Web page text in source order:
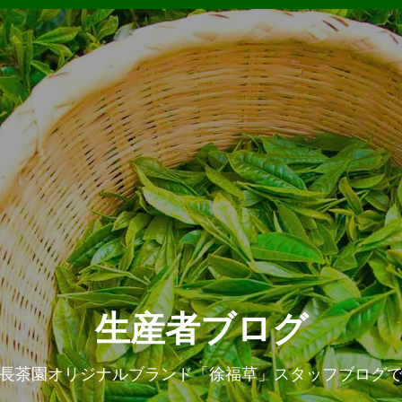
生産者ブログ
茶園オリジナルブランド「徐福草」スタッフブログ